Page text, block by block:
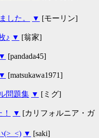
した。 ▼ [モーリン]
♪ ▼ [翁家]
▼ [pandada45]
▼ [matsukawa1971]
問題集 ▼ [ミグ]
▼ [カリフォルニア・ガ
(>_<) ▼ [saki]